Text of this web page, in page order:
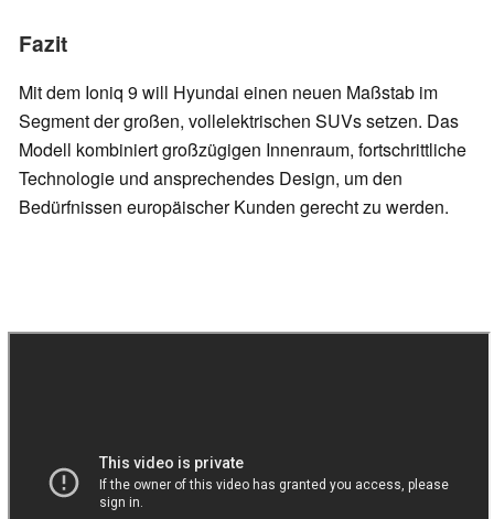
Fazit
Mit dem Ioniq 9 will Hyundai einen neuen Maßstab im
Segment der großen, vollelektrischen SUVs setzen. Das
Modell kombiniert großzügigen Innenraum, fortschrittliche
Technologie und ansprechendes Design, um den
Bedürfnissen europäischer Kunden gerecht zu werden.